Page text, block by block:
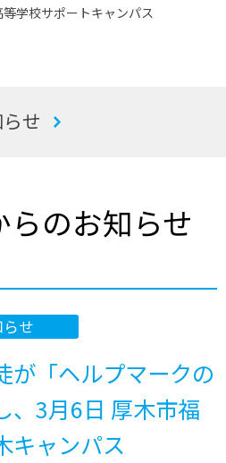
学校サポートキャンパス
せ
のお知らせ
せ
が「ヘルプマークの
、3月6日 厚木市福
キャンパス